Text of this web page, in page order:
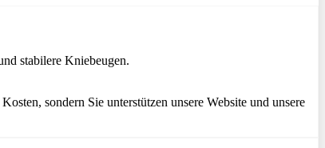
stabilere Kniebeugen.
sondern Sie unterstützen unsere Website und unsere